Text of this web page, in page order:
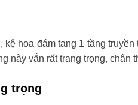
kệ hoa đám tang 1 tầng
này vẫn rất trang trọng, chân
trọng